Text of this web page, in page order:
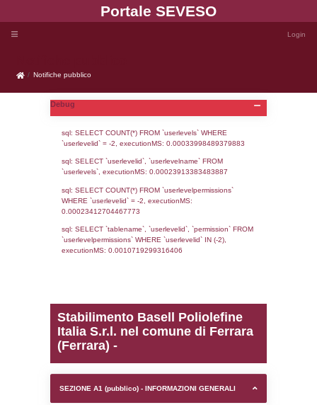
Portale
Notifiche pubblico
Notifiche pubblico
Debug
sql: SELECT COUNT(*) FROM `userlevels`
sql: SELECT `userlevelid`, `userlevelname`
0.00023412704467773
sql: SELECT `tablename`, `userlevelid`,
executionMS: 0.0010719299316406